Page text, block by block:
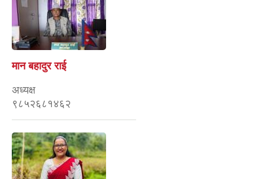
मान बहादुर राई
अध्यक्ष
९८५२६८१४६२